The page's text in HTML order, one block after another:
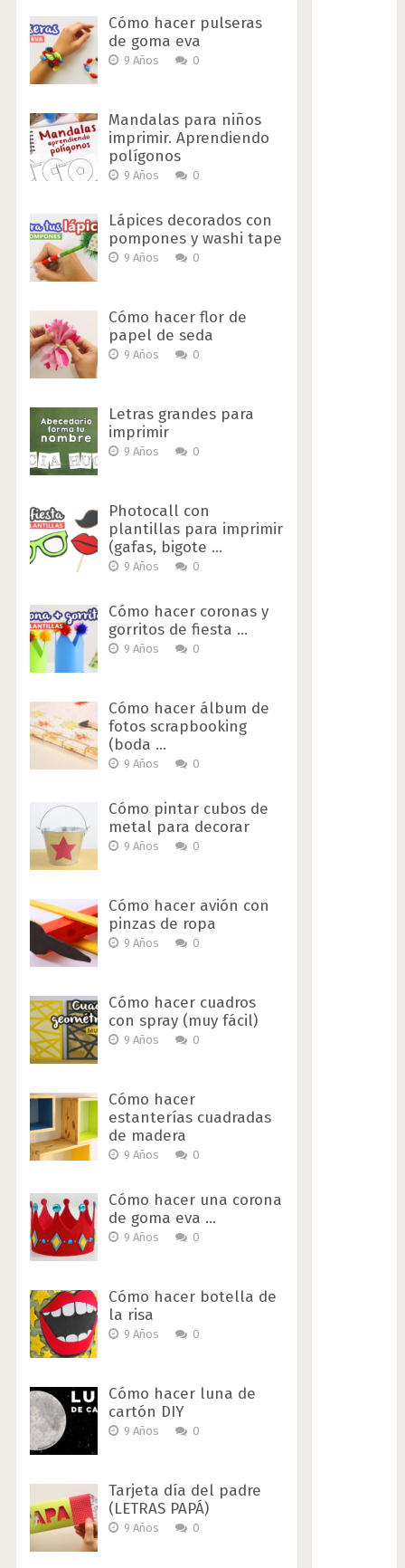
Cómo hacer pulseras
de goma eva
9 Años 0
Mandalas para niños
imprimir. Aprendiendo
polígonos
9 Años 0
Lápices decorados con
pompones y washi tape
9 Años 0
Cómo hacer flor de
papel de seda
9 Años 0
Letras grandes para
imprimir
9 Años 0
Photocall con
plantillas para imprimir
(gafas, bigote …
9 Años 0
Cómo hacer coronas y
gorritos de fiesta …
9 Años 0
Cómo hacer álbum de
fotos scrapbooking
(boda …
9 Años 0
Cómo pintar cubos de
metal para decorar
9 Años 0
Cómo hacer avión con
pinzas de ropa
9 Años 0
Cómo hacer cuadros
con spray (muy fácil)
9 Años 0
Cómo hacer
estanterías cuadradas
de madera
9 Años 0
Cómo hacer una corona
de goma eva …
9 Años 0
Cómo hacer botella de
la risa
9 Años 0
Cómo hacer luna de
cartón DIY
9 Años 0
Tarjeta día del padre
(LETRAS PAPÁ)
9 Años 0